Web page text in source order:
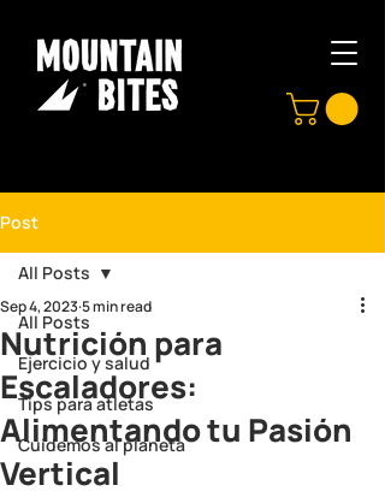
Post
All Posts
Ejercicio y salud
Tips para atletas
Cuidemos al planeta
All Posts
Nutrición para
Escaladores:
Alimentando tu Pasión
Vertical
Sep 4, 2023 5 min read